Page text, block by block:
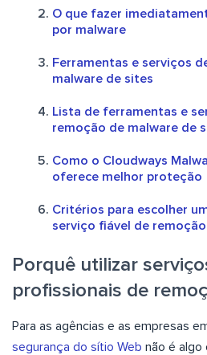
O que fazer
por malware
Ferramentas e serviços
malware de sites
Lista de ferramentas e
remoção de malware de
Como o Cloudways
oferece melhor proteção
Critérios para escolher
serviço fiável de
Porquê utilizar
profissionais de
Para as agências e as empresas
segurança do sítio Web não é algo